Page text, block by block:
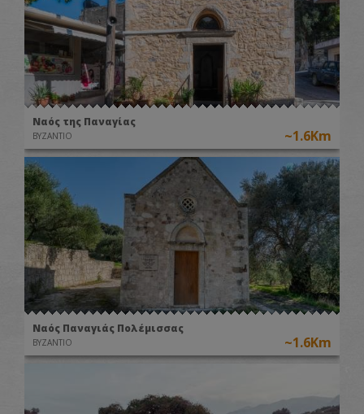
Ναός της Παναγίας
ΒΥΖΑΝΤΙΟ ~1.6Km
Ναός Παναγιάς Πολέμισσας
ΒΥΖΑΝΤΙΟ ~1.6Km